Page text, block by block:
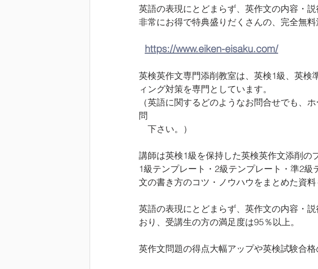
英語の表現にとどまらず、英作文の内容・
非常にお得で特典盛りだくさんの、完全無料
https://www.eiken-eisaku.com/
英検英作文専門添削教室は、英検1級、英検
ィング対策を専門としています。
（英語に関するどのようなお問合せでも、
問
下さい。）
講師は英検1級を保持した英検英作文添削
1級テンプレート・2級テンプレート・準2
文の書き方のコツ・ノウハウをまとめた資料
英語の表現にとどまらず、英作文の内容・
おり、受講生の方の満足度は95％以上。
英作文問題の得点大幅アップや英検試験合